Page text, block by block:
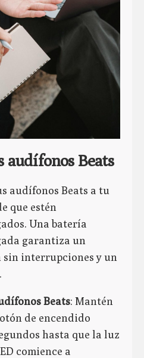
audífonos Beats
audífonos Beats a tu
que estén
Una batería
garantiza un
sin interrupciones y un
Beats: Mantén
de encendido
hasta que la luz
comience a